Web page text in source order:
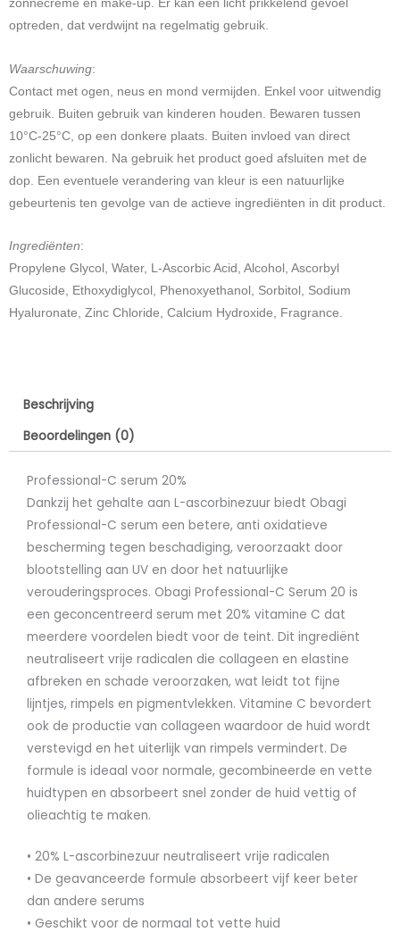
zonnecrème en make-up. Er kan een licht prikkelend gevoel
optreden, dat verdwijnt na regelmatig gebruik.
Waarschuwing:
Contact met ogen, neus en mond vermijden. Enkel voor uitwendig
gebruik. Buiten gebruik van kinderen houden. Bewaren tussen
10°C-25°C, op een donkere plaats. Buiten invloed van direct
zonlicht bewaren. Na gebruik het product goed afsluiten met de
dop. Een eventuele verandering van kleur is een natuurlijke
gebeurtenis ten gevolge van de actieve ingrediënten in dit product.
Ingrediënten:
Propylene Glycol, Water, L-Ascorbic Acid, Alcohol, Ascorbyl
Glucoside, Ethoxydiglycol, Phenoxyethanol, Sorbitol, Sodium
Hyaluronate, Zinc Chloride, Calcium Hydroxide, Fragrance.
Beschrijving
Beoordelingen (0)
Professional-C serum 20%
Dankzij het gehalte aan L-ascorbinezuur biedt Obagi
Professional-C serum een betere, anti oxidatieve
bescherming tegen beschadiging, veroorzaakt door
blootstelling aan UV en door het natuurlijke
verouderingsproces. Obagi Professional-C Serum 20 is
een geconcentreerd serum met 20% vitamine C dat
meerdere voordelen biedt voor de teint. Dit ingrediënt
neutraliseert vrije radicalen die collageen en elastine
afbreken en schade veroorzaken, wat leidt tot fijne
lijntjes, rimpels en pigmentvlekken. Vitamine C bevordert
ook de productie van collageen waardoor de huid wordt
verstevigd en het uiterlijk van rimpels vermindert. De
formule is ideaal voor normale, gecombineerde en vette
huidtypen en absorbeert snel zonder de huid vettig of
olieachtig te maken.
• 20% L-ascorbinezuur neutraliseert vrije radicalen
• De geavanceerde formule absorbeert vijf keer beter
dan andere serums
• Geschikt voor de normaal tot vette huid